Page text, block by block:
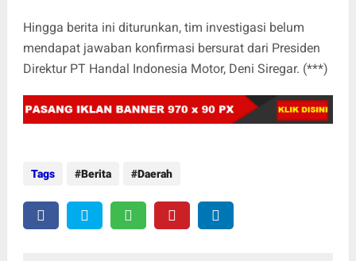
Hingga berita ini diturunkan, tim investigasi belum
mendapat jawaban konfirmasi bersurat dari Presiden
Direktur PT Handal Indonesia Motor, Deni Siregar. (***)
Tags Berita Daerah